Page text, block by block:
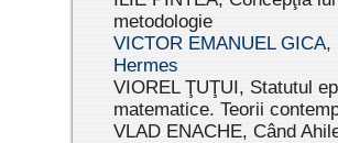
metodologie
VICTOR EMANUEL
Hermes
VIOREL ŢUŢUI, Statutul
matematice. Teorii
VLAD ENACHE, Când